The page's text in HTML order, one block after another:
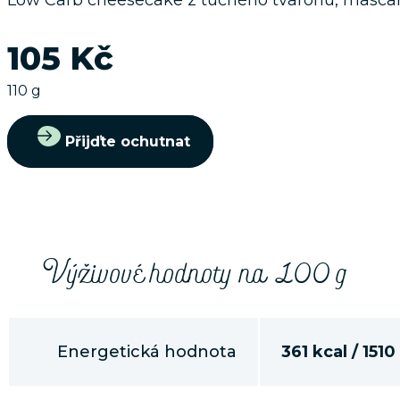
105 Kč
110 g
Přijďte ochutnat
Výživové hodnoty na 100 g
Energetická hodnota 361 kcal /